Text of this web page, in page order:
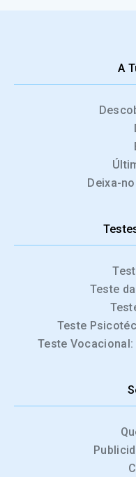
A
Deixa-
Teste
Teste
Teste